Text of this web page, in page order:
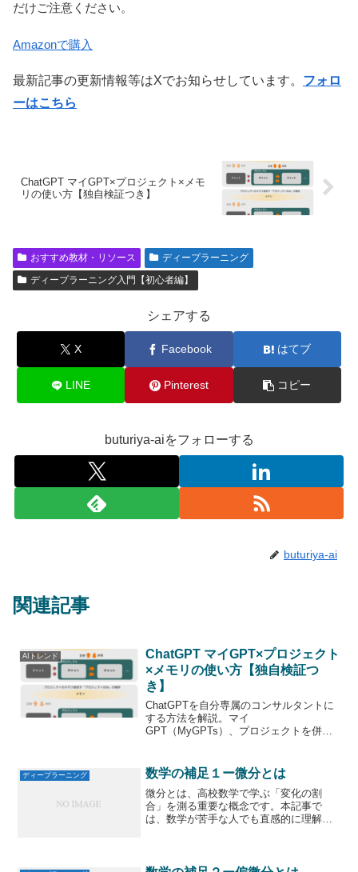
だけご注意ください。
Amazonで購入
最新記事の更新情報等はXでお知らせしています。 フォロ
ーはこちら
ChatGPT マイGPT×プロジェクト×メモ
リの使い方【独自検証つき】
おすすめ教材・リソース
ディープラーニング
ディープラーニング入門【初心者編】
シェアする
X Facebook はてブ
LINE Pinterest コピー
buturiya-aiをフォローする
buturiya-ai
関連記事
AIトレンド
ChatGPT マイGPT×プロジェクト
×メモリの使い方【独自検証つ
き】
ChatGPTを自分専属のコンサルタントに
する方法を解説。マイ
GPT（MyGPTs）、プロジェクトを併用
ディープラーニング 数学の補足１ー微分とは
微分とは、高校数学で学ぶ「変化の割
合」を測る重要な概念です。本記事で
は、数学が苦手な人でも直感的に理解で